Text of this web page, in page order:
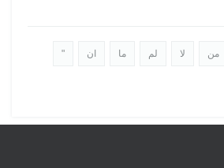
من لا لم ما ان "